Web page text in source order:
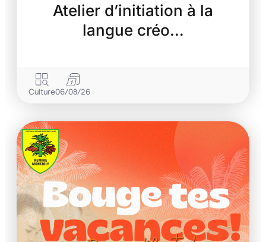
Atelier d’initiation à la
langue créo…
Culture06/08/26